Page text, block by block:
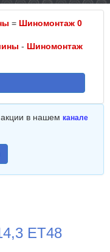
= Шиномонтаж 0
- Шиномонтаж
акции в нашем канале
ET48